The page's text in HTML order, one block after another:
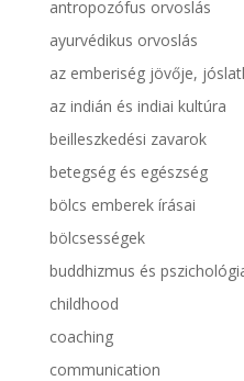
antropozófus orvoslás
ayurvédikus orvoslás
az emberiség jövője,
az indián és indiai kultúra
beilleszkedési zavarok
betegség és egészség
bölcs emberek írásai
bölcsességek
buddhizmus és
childhood
coaching
communication